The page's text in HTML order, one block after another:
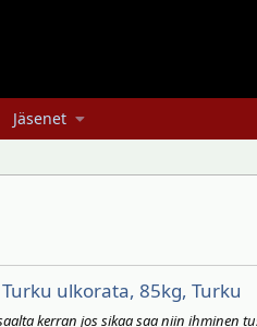
Jäsenet
ulkorata, 85kg, Turku
kerran jos sikaa saa niin ihminen